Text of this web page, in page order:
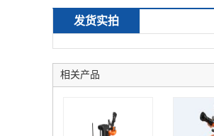
发货实拍
相关产品